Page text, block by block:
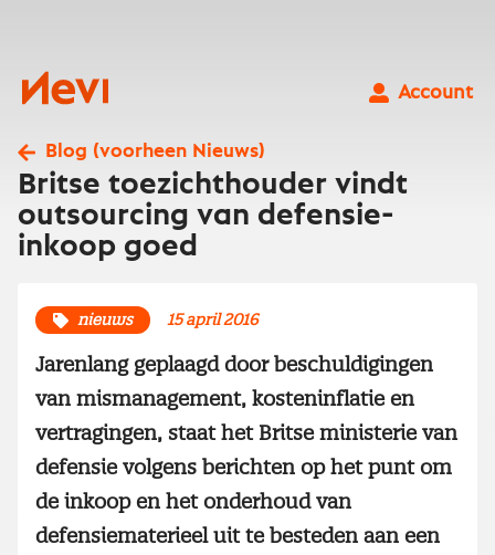
Nevi
Account
Blog (voorheen Nieuws)
Britse toezichthouder vindt
outsourcing van defensie-
inkoop goed
nieuws 15 april 2016
Jarenlang geplaagd door beschuldigingen
van mismanagement, kosteninflatie en
vertragingen, staat het Britse ministerie van
defensie volgens berichten op het punt om
de inkoop en het onderhoud van
defensiematerieel uit te besteden aan een